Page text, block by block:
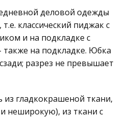
и права зарубежных
и кредитование
собой форму
права, и эта форма
в зависимости от того,
нормативный акт. Система
права включа
из недр земли
руды, нефти. Мощные
деловой одежды
классический пиджак с
и на подкладке с
также на подкладке. Юбка
разрез не превышает
гладкокрашеной ткани,
неширокую), из ткани с